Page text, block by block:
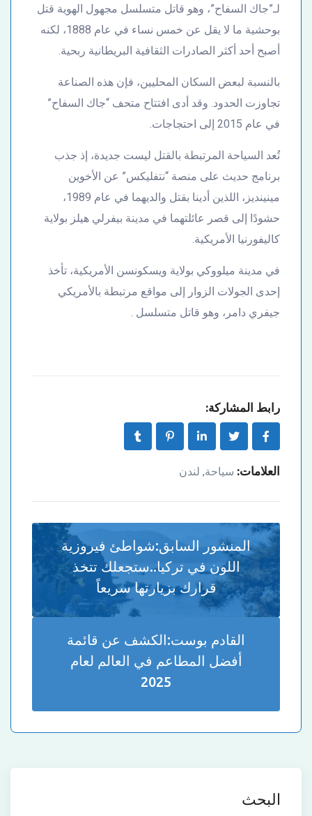
لـ”جاك السفاح”، وهو قاتل متسلسل مجهول الهوية قتل
بوحشية ما لا يقل عن خمس نساء في عام 1888، لكنه
أصبح أحد أكثر الصادرات الثقافية البريطانية ربحية.
بالنسبة لبعض السكان المحليين، فإن هذه الصناعة
تجاوزت الحدود. وقد أدى افتتاح متحف “جاك السفاح”
في عام 2015 إلى احتجاجات.
تُعد السياحة المرتبطة بالقتل ليست جديدة، إذ جذب
برنامج حديث على منصة “نتفليكس” عن الأخوين
مينينديز، اللذين أدينا بقتل والديهما في عام 1989،
حشودًا إلى قصر عائلتهما في مدينة بيفرلي هيلز بولاية
كاليفورنيا الأمريكية.
في مدينة ميلووكي بولاية ويسكونسن الأمريكية، تأخذ
إحدى الجولات الزوار إلى مواقع مرتبطة بالأمريكي
جيفري دامر، وهو قاتل متسلسل .
رابط المشاركة:
العلامات: سياحة, لندن
المنشور السابق:شواطئ فيروزية
اللون في تركيا..ستجعلك تتخذ
قرارك بزيارتها سريعاً
القادم بوست:الكشف عن قائمة
أفضل المطاعم في العالم لعام
2025
البحث